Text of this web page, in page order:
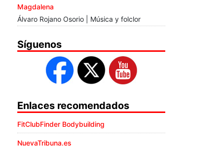
Magdalena
Álvaro Rojano Osorio | Música y folclor
Síguenos
Enlaces recomendados
FitClubFinder Bodybuilding
NuevaTribuna.es